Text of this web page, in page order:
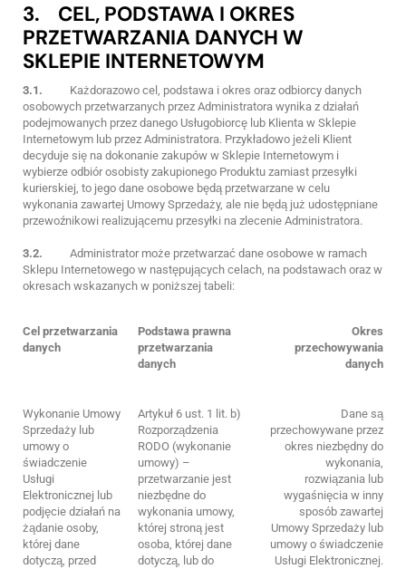
3. CEL, PODSTAWA I OKRES
PRZETWARZANIA DANYCH W
SKLEPIE INTERNETOWYM
3.1. Każdorazowo cel, podstawa i okres oraz odbiorcy danych
osobowych przetwarzanych przez Administratora wynika z działań
podejmowanych przez danego Usługobiorcę lub Klienta w Sklepie
Internetowym lub przez Administratora. Przykładowo jeżeli Klient
decyduje się na dokonanie zakupów w Sklepie Internetowym i
wybierze odbiór osobisty zakupionego Produktu zamiast przesyłki
kurierskiej, to jego dane osobowe będą przetwarzane w celu
wykonania zawartej Umowy Sprzedaży, ale nie będą już udostępniane
przewoźnikowi realizującemu przesyłki na zlecenie Administratora.
3.2. Administrator może przetwarzać dane osobowe w ramach
Sklepu Internetowego w następujących celach, na podstawach oraz w
okresach wskazanych w poniższej tabeli:
Cel przetwarzania
danych
Podstawa prawna
przetwarzania
danych
Okres
przechowywania
danych
Wykonanie Umowy
Sprzedaży lub
umowy o
świadczenie
Usługi
Elektronicznej lub
podjęcie działań na
żądanie osoby,
której dane
dotyczą, przed
Artykuł 6 ust. 1 lit. b)
Rozporządzenia
RODO (wykonanie
umowy) –
przetwarzanie jest
niezbędne do
wykonania umowy,
której stroną jest
osoba, której dane
dotyczą, lub do
Dane są
przechowywane przez
okres niezbędny do
wykonania,
rozwiązania lub
wygaśnięcia w inny
sposób zawartej
Umowy Sprzedaży lub
umowy o świadczenie
Usługi Elektronicznej.